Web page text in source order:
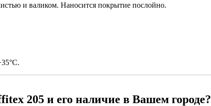
и валиком. Наносится покрытие послойно.
205 и его наличие в Вашем городе?